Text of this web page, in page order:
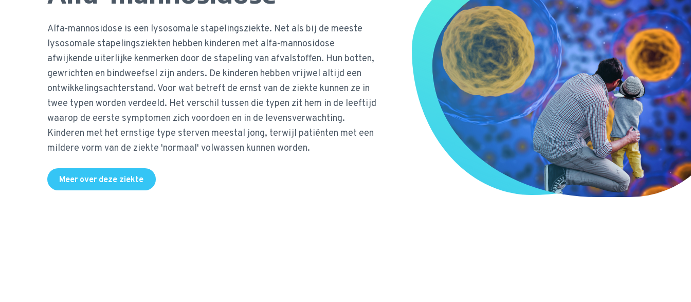
Alfa-mannosidose is een lysosomale stapelingsziekte. Net als bij de meeste
lysosomale stapelingsziekten hebben kinderen met alfa-mannosidose
afwijkende uiterlijke kenmerken door de stapeling van afvalstoffen. Hun botten,
gewrichten en bindweefsel zijn anders. De kinderen hebben vrijwel altijd een
ontwikkelingsachterstand. Voor wat betreft de ernst van de ziekte kunnen ze in
twee typen worden verdeeld. Het verschil tussen die typen zit hem in de leeftijd
waarop de eerste symptomen zich voordoen en in de levensverwachting.
Kinderen met het ernstige type sterven meestal jong, terwijl patiënten met een
mildere vorm van de ziekte 'normaal' volwassen kunnen worden.
Meer over deze ziekte